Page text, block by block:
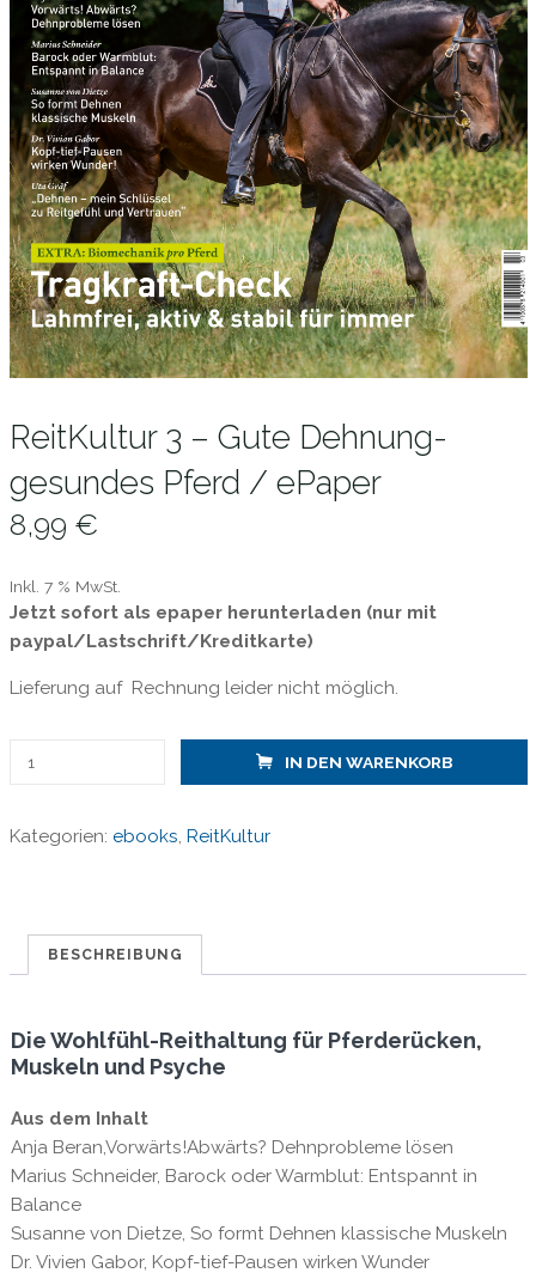
ReitKultur 3 – Gute Dehnung-
gesundes Pferd / ePaper
8,99 €
Inkl. 7 % MwSt.
Jetzt sofort als epaper herunterladen (nur mit
paypal/Lastschrift/Kreditkarte)
Lieferung auf Rechnung leider nicht möglich.
Gute
ePaper
IN DEN WARENKORB
Kategorien: ebooks, ReitKultur
BESCHREIBUNG
Die Wohlfühl-Reithaltung für Pferderücken,
Muskeln und Psyche
Aus dem Inhalt
Anja Beran,Vorwärts!Abwärts? Dehnprobleme lösen
Marius Schneider, Barock oder Warmblut: Entspannt in
Balance
Susanne von Dietze, So formt Dehnen klassische Muskeln
Dr. Vivien Gabor, Kopf-tief-Pausen wirken Wunder